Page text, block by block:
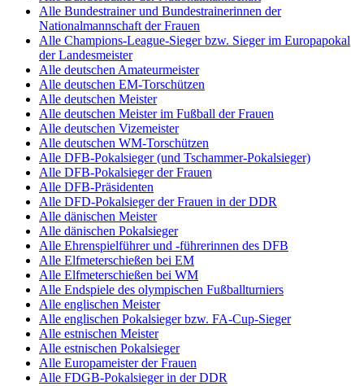
Alle Bundestrainer und Bundestrainerinnen der
Nationalmannschaft der Frauen
Alle Champions-League-Sieger bzw. Sieger im Europapokal
der Landesmeister
Alle deutschen Amateurmeister
Alle deutschen EM-Torschützen
Alle deutschen Meister
Alle deutschen Meister im Fußball der Frauen
Alle deutschen Vizemeister
Alle deutschen WM-Torschützen
Alle DFB-Pokalsieger (und Tschammer-Pokalsieger)
Alle DFB-Pokalsieger der Frauen
Alle DFB-Präsidenten
Alle DFD-Pokalsieger der Frauen in der DDR
Alle dänischen Meister
Alle dänischen Pokalsieger
Alle Ehrenspielführer und -führerinnen des DFB
Alle Elfmeterschießen bei EM
Alle Elfmeterschießen bei WM
Alle Endspiele des olympischen Fußballturniers
Alle englischen Meister
Alle englischen Pokalsieger bzw. FA-Cup-Sieger
Alle estnischen Meister
Alle estnischen Pokalsieger
Alle Europameister der Frauen
Alle FDGB-Pokalsieger in der DDR